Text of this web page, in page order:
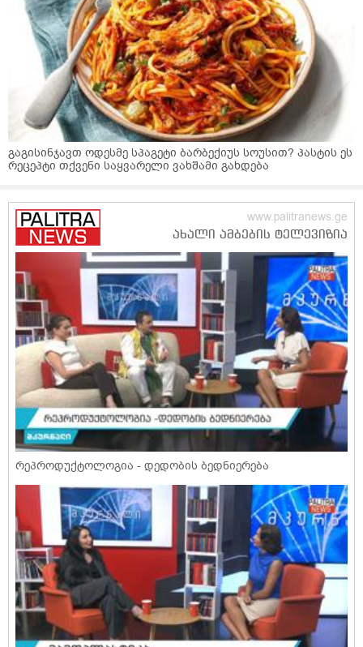
გაგისინჯავთ ოდესმე სპაგეტი ბარბექიუს სოუსით? პასტის ეს
რეცეპტი თქვენი საყვარელი ვახშამი გახდება
რეპროდუქტოლოგია - დედობის ბედნიერება